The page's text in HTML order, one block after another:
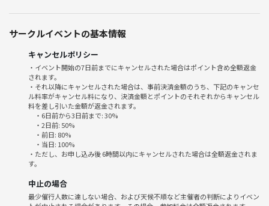
https://goo.gl/maps/X8exX8jLD88479kJA
【参加費】
1000円
【持ち物】
お飲み物、モルックを楽しむ気持ち。
【その他】
当日キャンセルの方は必ずご連絡をお願いします。雨天決行します。
サークルイベントの基本情報
キャンセルポリシー
・イベント開始の7日前までにキャンセルされた場合はポイント含め全額返金
されます。
・それ以降にキャンセルされた場合は、事前決済金額のうち、下記のキャンセ
ル料率がキャンセル料になり、決済金額とポイントのそれぞれからキャンセル
料を差し引いた金額が返金されます。
・6日前から3日前まで: 30%
・2日前: 50%
・前日: 80%
・当日: 100%
・ただし、お申し込み後 6時間以内にキャンセルされた場合は全額返金されま
す。
中止の場合
最少催行人数に達しない場合、および天候不順など主催者の判断によりイベン